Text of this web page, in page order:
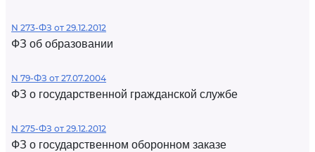
N 273-ФЗ от 29.12.2012
ФЗ об образовании
N 79-ФЗ от 27.07.2004
ФЗ о государственной гражданской службе
N 275-ФЗ от 29.12.2012
ФЗ о государственном оборонном заказе